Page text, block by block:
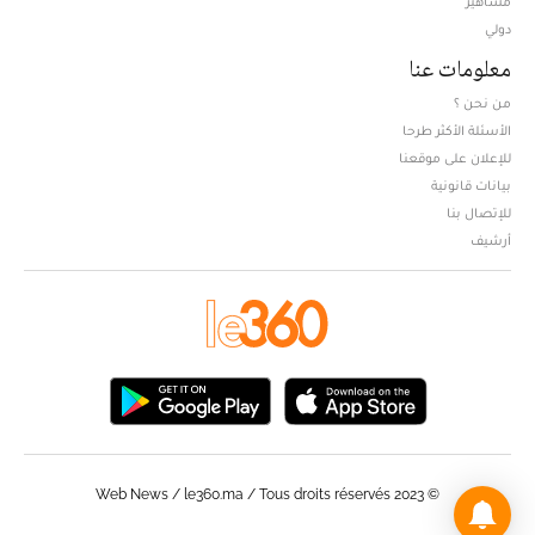
دولي
معلومات عنا
من نحن ؟
الأسئلة الأكثر طرحا
للإعلان على موقعنا
بيانات قانونية
للإتصال بنا
أرشيف
© Web News / le360.ma / Tous droits réservés 2023